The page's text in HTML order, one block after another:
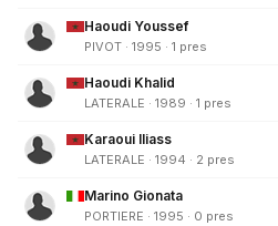
Haoudi Youssef
PIVOT · 1995 · 1 pres
Haoudi Khalid
LATERALE · 1989 · 1 pres
Karaoui Iliass
LATERALE · 1994 · 2 pres
Marino Gionata
PORTIERE · 1995 · 0 pres